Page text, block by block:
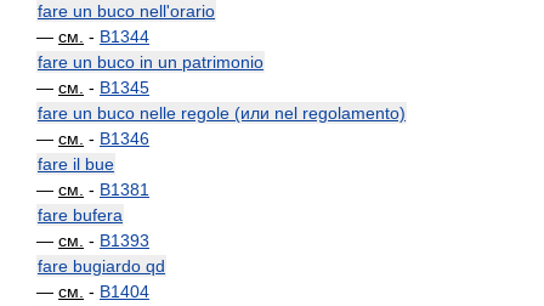
fare un buco nell'orario
— см. - B1344
fare un buco in un patrimonio
— см. - B1345
fare un buco nelle regole (или nel regolamento)
— см. - B1346
fare il bue
— см. - B1381
fare bufera
— см. - B1393
fare bugiardo qd
— см. - B1404